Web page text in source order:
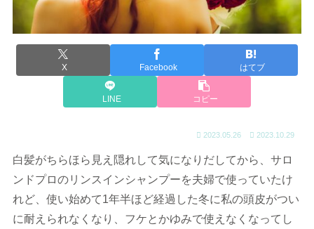
X Facebook はてブ
LINE コピー
2023.05.26 2023.10.29
白髪がちらほら見え隠れして気になりだしてから、サロ
ンドプロのリンスインシャンプーを夫婦で使っていたけ
れど、使い始めて1年半ほど経過した冬に私の頭皮がつい
に耐えられなくなり、フケとかゆみで使えなくなってし